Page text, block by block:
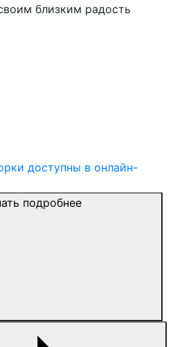
близким радость
доступны в онлайн-
Узнать подробнее